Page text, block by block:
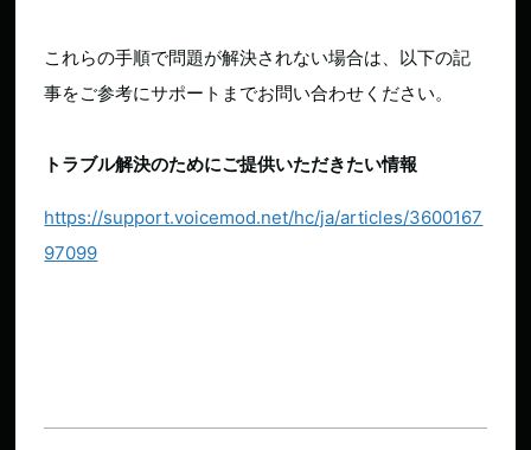
これらの手順で問題が解決されない場合は、以下の記
事をご参考にサポートまでお問い合わせください。
トラブル解決のためにご提供いただきたい情報
https://support.voicemod.net/hc/ja/articles/3600167
97099